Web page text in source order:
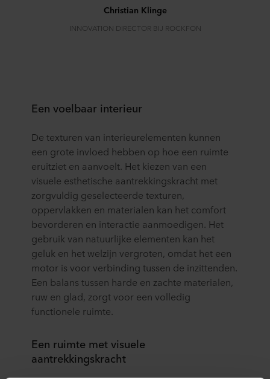
Christian Klinge
INNOVATION DIRECTOR BIJ ROCKFON
Een voelbaar interieur
De texturen van interieurelementen kunnen
een grote invloed hebben op hoe een ruimte
eruitziet en aanvoelt. Het kiezen van een
visuele esthetische aantrekkingskracht met
zorgvuldig geselecteerde texturen,
oppervlakken en materialen kan het comfort
bevorderen en interactie aanmoedigen. Het
gebruik van natuurlijke elementen kan het
geluk en het welzijn vergroten, omdat het een
motor is voor verbinding tussen de inzittenden.
Een balans tussen harde en zachte materialen,
ruw en glad, zorgt voor een volledig
functionele ruimte.
Een ruimte met visuele
aantrekkingskracht